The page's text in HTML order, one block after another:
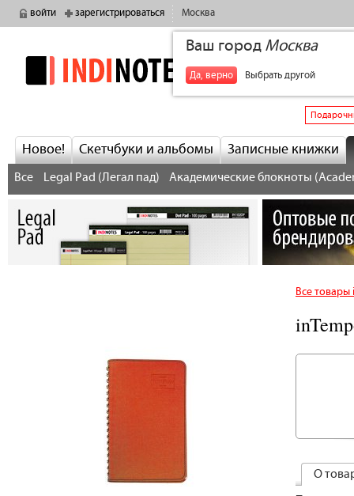
войти зарегистрироваться Москва
Ваш город Москва
Да, верно Выбрать другой
indinotes
Новое! Скетчбуки и альбомы Записные книжки
Все Legal Pad (Легал пад) Академические блокноты
Все товары
О